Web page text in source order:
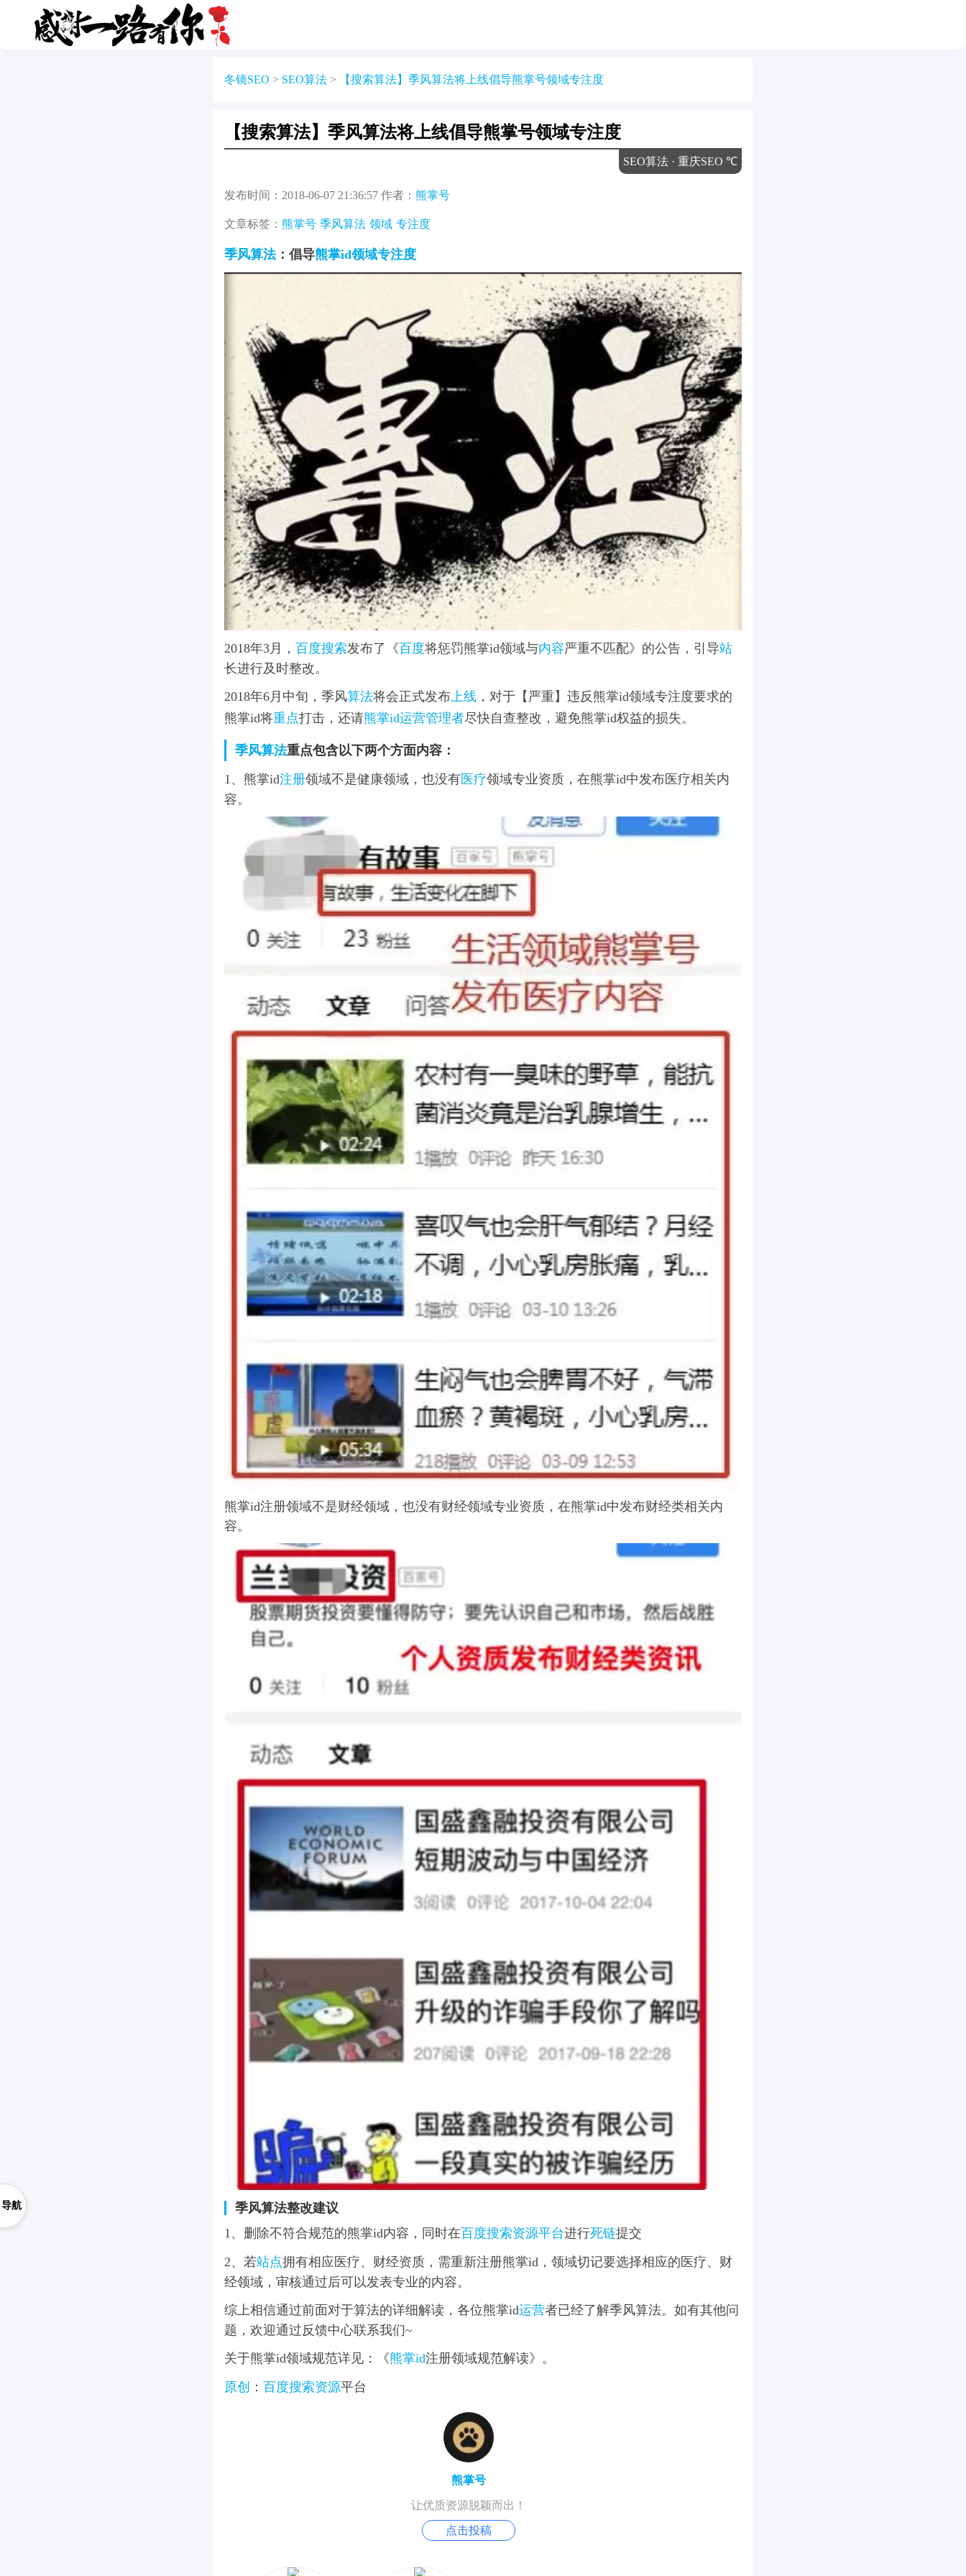
冬镜SEO > SEO算法> 【搜索算法】季风算法将上线倡导熊掌号领域专注度
【搜索算法】季风算法将上线倡导熊掌号领域专注度
SEO算法· 重庆SEO ℃
发布时间： 2018-06-07 21:36:57作者： 熊掌号
文章标签： 熊掌号 季风算法 领域 专注度
季风算法：倡导熊掌id领域专注度
2018年3月， 百度搜索发布了《百度将惩罚熊掌id领域与内容严重不匹配》的公告，引导站
长进行及时整改。
2018年6月中旬，季风算法将会正式发布上线，对于【严重】违反熊掌id领域专注度要求的
熊掌id将重点打击，还请熊掌id运营管理者尽快自查整改，避免熊掌id权益的损失。
季风算法重点包含以下两个方面内容：
1、熊掌id注册领域不是健康领域，也没有医疗领域专业资质，在熊掌id中发布医疗相关内
容。
熊掌id注册领域不是财经领域，也没有财经领域专业资质，在熊掌id中发布财经类相关内
容。
季风算法整改建议
1、删除不符合规范的熊掌id内容，同时在百度搜索资源平台进行死链提交
2、若站点拥有相应医疗、财经资质，需重新注册熊掌id，领域切记要选择相应的 医疗、财
经领域，审核通过后可以发表专业的内容。
综上相信通过前面对于算法的详细解读，各位熊掌id运营者已经了解季风算法。如有其他问
题，欢迎通过反馈中心联系我们~
关于熊掌id领域规范详见：《熊掌id注册领域规范解读》。
原创 ： 百度搜索资源平台
熊掌号
让优质资源脱颖而出！
点击投稿
航